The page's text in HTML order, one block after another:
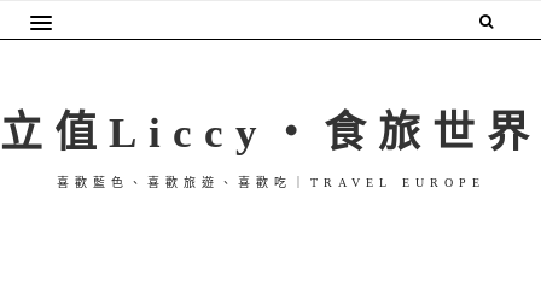
立值Liccy・食旅世界
喜歡藍色、喜歡旅遊、喜歡吃｜TRAVEL EUROPE